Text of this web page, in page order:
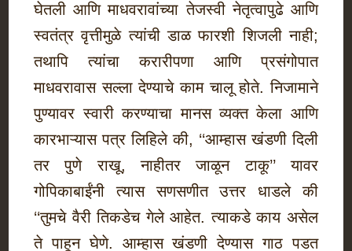
घेतली आणि माधवरावांच्या तेजस्वी नेतृत्वापुढे आणि
स्वतंत्र वृत्तीमुळे त्यांची डाळ फारशी शिजली नाही;
तथापि त्यांचा करारीपणा आणि प्रसंगोपात
माधवरावास सल्ला देण्याचे काम चालू होते. निजामाने
पुण्यावर स्वारी करण्याचा मानस व्यक्त केला आणि
कारभाऱ्यास पत्र लिहिले की, ‘‘आम्हास खंडणी दिली
तर पुणे राखू, नाहीतर जाळून टाकू’’ यावर
गोपिकाबाईंनी त्यास सणसणीत उत्तर धाडले की
‘‘तुमचे वैरी तिकडेच गेले आहेत. त्याकडे काय असेल
ते पाहून घेणे. आम्हास खंडणी देण्यास गाठ पडत